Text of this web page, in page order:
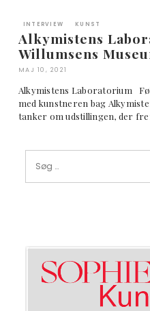
INTERVIEW KUNST
Alkymistens
Willumsens
MAJ 10, 2021
Alkymistens Laboratorium
med kunstneren bag
tanker om udstillingen, der